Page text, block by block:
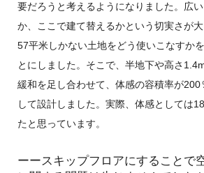
要だろうと考えるようになりました。広
か、ここで建て替えるかという切実さが
57平米しかない土地をどう使いこなすか
とにしました。そこで、半地下や高さ
緩和を足し合わせて、体感の容積率が
して設計しました。実際、体感としては
たと思っています。
ーースキップフロアにすることで